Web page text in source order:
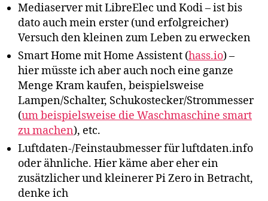
Mediaserver mit LibreElec und Kodi – ist bis
dato auch mein erster (und erfolgreicher)
Versuch den kleinen zum Leben zu erwecken
Smart Home mit Home Assistent (hass.io) –
hier müsste ich aber auch noch eine ganze
Menge Kram kaufen, beispielsweise
Lampen/Schalter, Schukostecker/Strommesser
(um beispielsweise die Waschmaschine smart
zu machen), etc.
Luftdaten-/Feinstaubmesser für luftdaten.info
oder ähnliche. Hier käme aber eher ein
zusätzlicher und kleinerer Pi Zero in Betracht,
denke ich